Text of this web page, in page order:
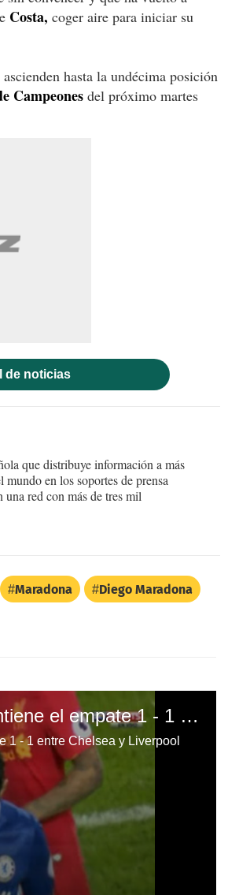
Costa, coger aire para iniciar su
hasta la undécima posición
Campeones del próximo martes
de noticias
que distribuye información a más
en los soportes de prensa
red con más de tres mil
Maradona Diego Maradona
Diego Costa falla penal se mantiene el empate 1 - 1 entre Chelsea y Liverpool
1 - 1 entre Chelsea y Liverpool